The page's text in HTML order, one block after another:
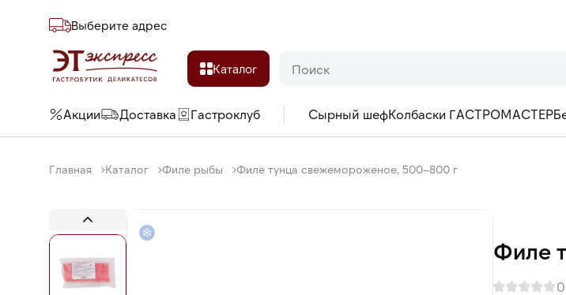
Выберите адреc
Каталог
Акции Доставка Гастроклуб Сырный шефКолбаски ГАСТРОМАСТЕР
Главная Каталог Филе рыбы Филе тунца свежемороженое, 500–800 г
Филе
0